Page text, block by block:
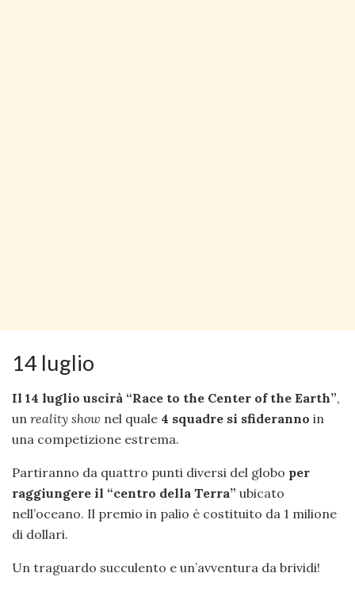
14 luglio
Il 14 luglio uscirà “Race to the Center of the Earth”,
un reality show nel quale 4 squadre si sfideranno in
una competizione estrema.
Partiranno da quattro punti diversi del globo per
raggiungere il “centro della Terra” ubicato
nell’oceano. Il premio in palio è costituito da 1 milione
di dollari.
Un traguardo succulento e un’avventura da brividi!